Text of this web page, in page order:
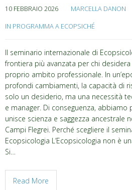
10 FEBBRAIO 2026 MARCELLA DANON
IN PROGRAMMA A ECOPSICHÉ
Il seminario internazionale di
frontiera più avanzata per chi
proprio ambito professionale. In
profondi cambiamenti, la capacità di
solo un desiderio, ma una necessità
e manager. Di conseguenza,
unisce scienza e saggezza ancestrale
Campi Flegrei. Perché scegliere il
Ecopsicologia L’Ecopsicologia non è
Si…
Read More